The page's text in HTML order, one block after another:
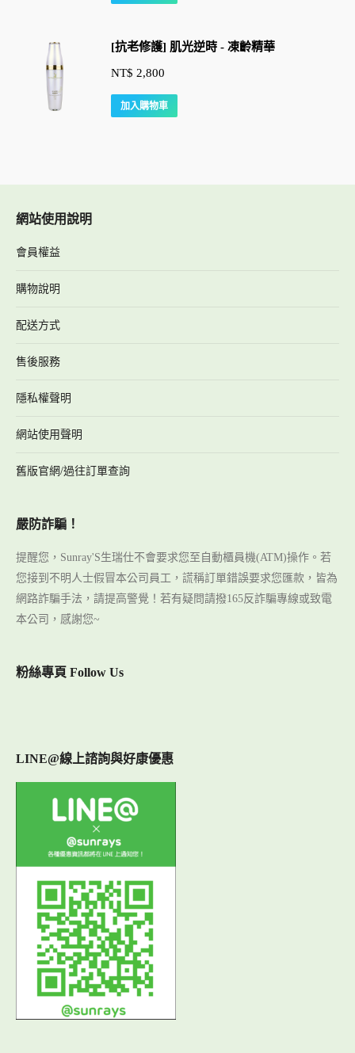
[抗老修護] 肌光逆時 - 凍齡精華
NT$ 2,800
加入購物車
網站使用說明
會員權益
購物說明
配送方式
售後服務
隱私權聲明
網站使用聲明
舊版官網/過往訂單查詢
嚴防詐騙！
提醒您，Sunray'S生瑞仕不會要求您至自動櫃員機(ATM)操作。若
您接到不明人士假冒本公司員工，謊稱訂單錯誤要求您匯款，皆為
網路詐騙手法，請提高警覺！若有疑問請撥165反詐騙專線或致電
本公司，感謝您~
粉絲專頁 Follow Us
LINE@線上諮詢與好康優惠